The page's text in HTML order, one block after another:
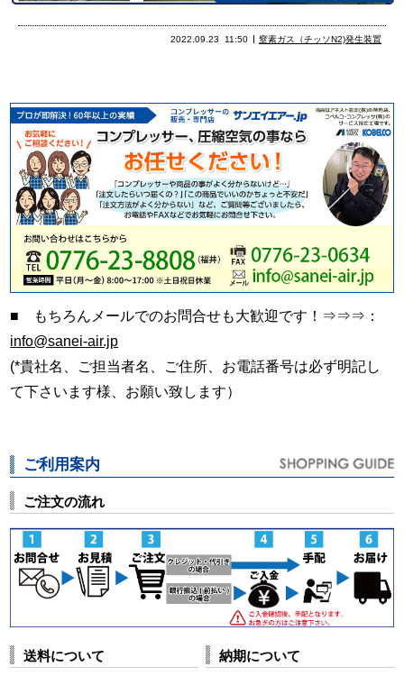
2022.09.23 11:50 窒素ガス（チッソN2)発生装置
■ もちろんメールでのお問合せも大歓迎です！⇒⇒⇒：
info@sanei-air.jp
(*貴社名、ご担当者名、ご住所、お電話番号は必ず明記し
て下さいます様、お願い致します）
ご利用案内
ご注文の流れ
送料について 納期について